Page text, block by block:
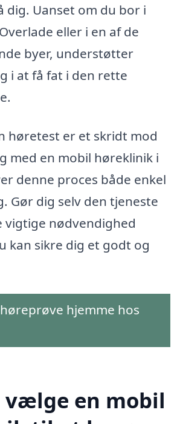
Uanset om du bor i
eller i en af de
byer, understøtter
i at få fat i den rette
høretest er et skridt mod
med en mobil høreklinik i
denne proces både enkel
Gør dig selv den tjeneste
vigtige nødvendighed
kan sikre dig et godt og
hjemme hos
en mobil